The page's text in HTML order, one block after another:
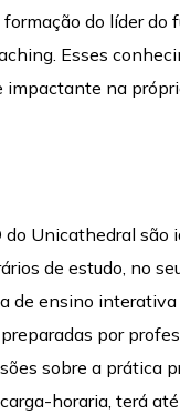
do líder do
Esses
na
do Unicathedral
de estudo, no
de ensino
por
sobre a prática
horaria, terá